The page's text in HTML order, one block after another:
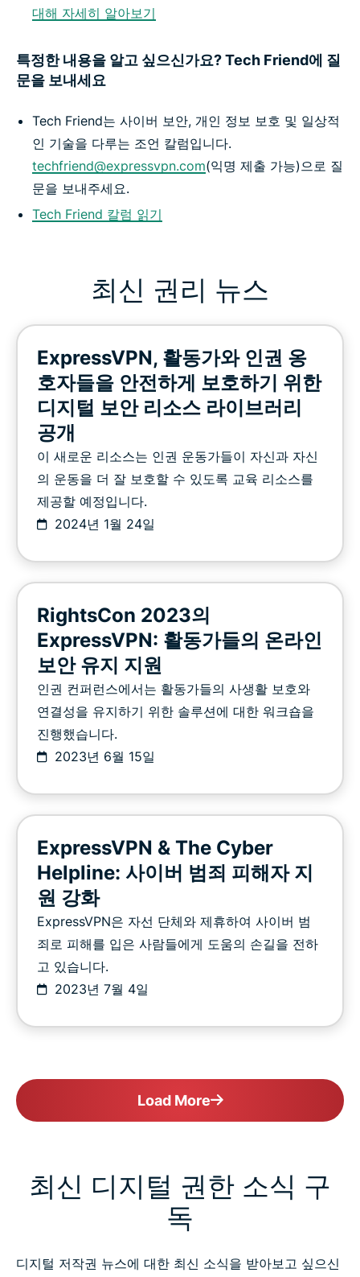
대해 자세히 알아보기
특정한 내용을 알고 싶으신가요? Tech Friend에 질
문을 보내세요
Tech Friend는 사이버 보안, 개인 정보 보호 및 일상적
인 기술을 다루는 조언 칼럼입니다.
techfriend@expressvpn.com(익명 제출 가능)으로 질
문을 보내주세요.
Tech Friend 칼럼 읽기
최신 권리 뉴스
ExpressVPN, 활동가와 인권 옹
호자들을 안전하게 보호하기 위한
디지털 보안 리소스 라이브러리
공개
이 새로운 리소스는 인권 운동가들이 자신과 자신
의 운동을 더 잘 보호할 수 있도록 교육 리소스를
제공할 예정입니다.
2024년 1월 24일
RightsCon 2023의
ExpressVPN: 활동가들의 온라인
보안 유지 지원
인권 컨퍼런스에서는 활동가들의 사생활 보호와
연결성을 유지하기 위한 솔루션에 대한 워크숍을
진행했습니다.
2023년 6월 15일
ExpressVPN & The Cyber
Helpline: 사이버 범죄 피해자 지
원 강화
ExpressVPN은 자선 단체와 제휴하여 사이버 범
죄로 피해를 입은 사람들에게 도움의 손길을 전하
고 있습니다.
2023년 7월 4일
Load More
최신 디지털 권한 소식 구
독
디지털 저작권 뉴스에 대한 최신 소식을 받아보고 싶으신